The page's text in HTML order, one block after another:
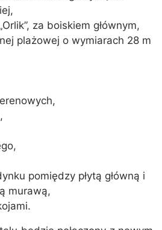
za boiskiem głównym,
plażowej o wymiarach 28 m
pomiędzy płytą główną i
murawą,